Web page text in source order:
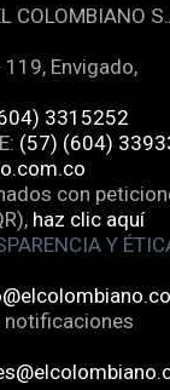
COLOMBIANO
Envigado,
3315252
(57) (604)
con
haz clic aquí
Y
notificaciones